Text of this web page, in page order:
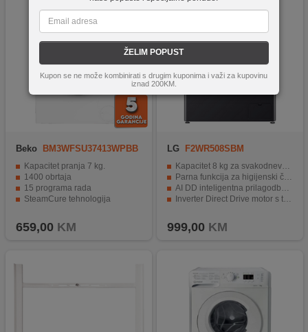
ŽELIM POPUST
Kupon se ne može kombinirati s drugim kuponima i važi za kupovinu
iznad 200KM.
Beko
BM3WFSU37413WPBB
Kapacitet pranja 7 kg.
1400 obrtaja
15 programa rada
SteamCure tehnologija
659,00 KM
LG F2WR508SBM
Kapacitet 8 kg za svakodnevne potrebe obitelji
Parna funkcija za higijenski čišće rublje
AI DD inteligentna prilagodba pokreta bubnja
Inverter Direct Drive motor s tihim radom
999,00 KM